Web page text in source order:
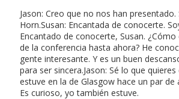
Jason: Creo que no nos han presentado.
Horn.Susan: Encantada de conocerte.
Encantado de conocerte, Susan.
de la conferencia hasta ahora? He
gente interesante. Y es un buen
para ser sincera.Jason: Sé lo que quieres
estuve en la de Glasgow hace un par de
Es curioso, yo también estuve.